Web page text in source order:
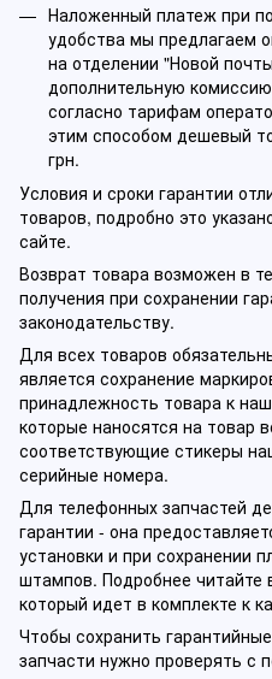
Наложенный платеж при
удобства мы предлагаем
на отделении "Новой
дополнительную
согласно тарифам
этим способом дешевый
грн.
Условия и сроки гарантии
товаров, подробно это
сайте.
Возврат товара возможен в
получения при сохранении
законодательству.
Для всех товаров
является сохранение
принадлежность товара к
которые наносятся на товар
соответствующие стикеры
серийные номера.
Для телефонных запчастей
гарантии - она
установки и при сохранении
штампов. Подробнее читайте
который идет в комплекте к
Чтобы сохранить
запчасти нужно проверять с